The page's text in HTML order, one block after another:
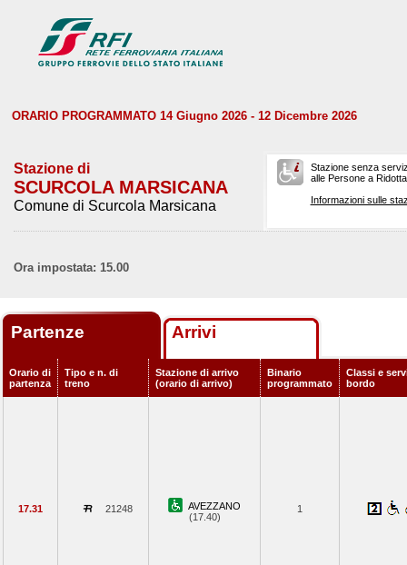
ORARIO PROGRAMMATO 14 Giugno 2026 - 12 Dicembre 2026
Stazione di
SCURCOLA MARSICANA
Comune di Scurcola Marsicana
Stazione senza
alle Persone a
Informazioni sulle
Ora impostata: 15.00
Partenze Arrivi
Orario di
partenza
Tipo e n. di
treno
Stazione di arrivo
(orario di arrivo)
Binario
programmato
Classi e
bordo
17.31 21248
AVEZZANO
(17.40)
1